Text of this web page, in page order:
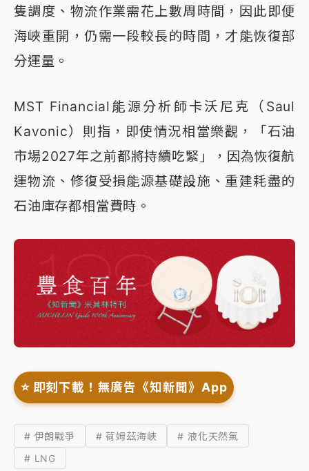
隻調度、物流作業需花上數周時間，因此即便
海峽重開，仍需一段較長的時間，才能恢復部
分運量。
MST Financial能源分析師卡沃尼克（Saul
Kavonic）則指，即使情況相當樂觀，「石油
市場2027年之前都將持續吃緊」，因為恢復航
運物流、修復受損能源基礎設施、重建耗盡的
石油庫存都相當費時。
⭐️ 即刻下載！無廣告《知新聞》App
# 伊朗戰爭 # 荷姆茲海峽
# 液化天然氣
# LNG